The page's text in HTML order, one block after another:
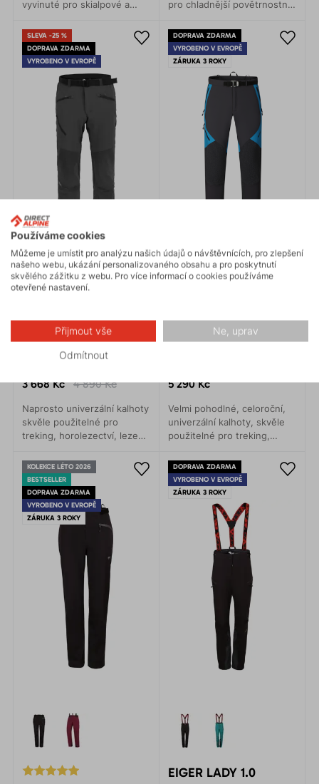
vyvinuté pro skialpové a
výpravy, ledové i mixové
lezení, ale i rekreační
běžecké lyžování.
pro chladnější povětrnostní
pohyb v horách,
skialpinismus a lyžování.
SLEVA -25 %
DOPRAVA ZDARMA
VYROBENO V EVROPĚ
CASCADE TOP 1.0
3 668 Kč 4 890 Kč
Naprosto univerzální kalhoty
skvěle použitelné pro
treking, horolezectví, lezení
přesný střih umožňuje
naprosto volný pohyb.
DOPRAVA ZDARMA
VYROBENO V EVROPĚ
ZÁRUKA 3 ROKY
5 290 Kč
Velmi pohodlné, celoroční,
univerzální kalhoty, skvěle
použitelné pro treking,
turistiku, kolo i každodenní
nošení.
KOLEKCE LÉTO 2026
BESTSELLER
DOPRAVA ZDARMA
VYROBENO V EVROPĚ
ZÁRUKA 3 ROKY
DOPRAVA ZDARMA
VYROBENO V EVROPĚ
ZÁRUKA 3 ROKY
EIGER LADY 1.0
Používáme cookies
Můžeme je umístit pro analýzu našich údajů o návštěvnících, pro zlepšení
našeho webu, ukázání personalizovaného obsahu a pro poskytnutí
skvělého zážitku z webu. Pro více informací o cookies používáme
otevřené nastavení.
Přijmout vše Ne, uprav
Odmítnout